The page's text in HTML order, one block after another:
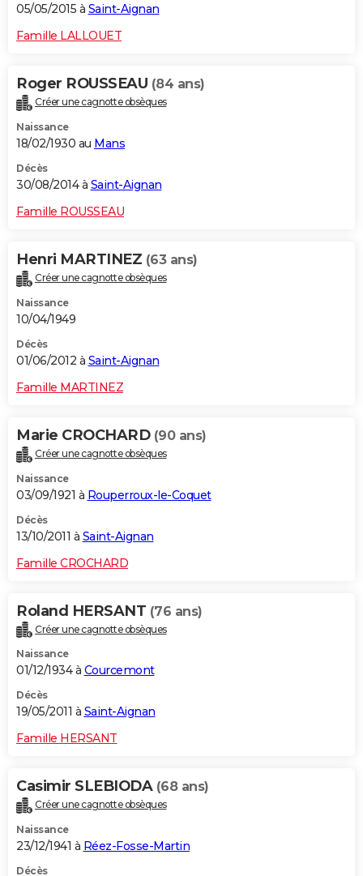
05/05/2015 à Saint-Aignan
Famille LALLOUET
Roger ROUSSEAU (84 ans)
Créer une cagnotte obsèques
Naissance
18/02/1930 au Mans
Décès
30/08/2014 à Saint-Aignan
Famille ROUSSEAU
Henri MARTINEZ (63 ans)
Créer une cagnotte obsèques
Naissance
10/04/1949
Décès
01/06/2012 à Saint-Aignan
Famille MARTINEZ
Marie CROCHARD (90 ans)
Créer une cagnotte obsèques
Naissance
03/09/1921 à Rouperroux-le-Coquet
Décès
13/10/2011 à Saint-Aignan
Famille CROCHARD
Roland HERSANT (76 ans)
Créer une cagnotte obsèques
Naissance
01/12/1934 à Courcemont
Décès
19/05/2011 à Saint-Aignan
Famille HERSANT
Casimir SLEBIODA (68 ans)
Créer une cagnotte obsèques
Naissance
23/12/1941 à Réez-Fosse-Martin
Décès